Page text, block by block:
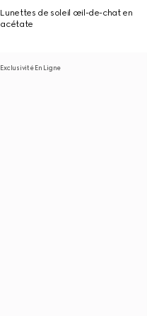
Lunettes de soleil œil-de-chat en
acétate
Exclusivité En Ligne